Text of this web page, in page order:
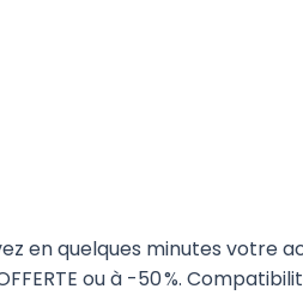
en quelques minutes votre
ou à -50 %.